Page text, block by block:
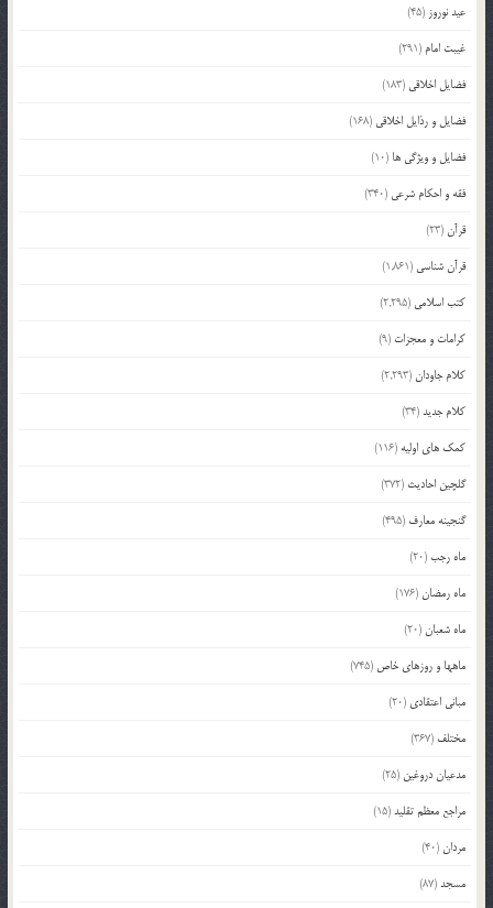
عید نوروز (45)
غیبت امام (291)
فضایل اخلاقی (183)
فضایل و رذایل اخلاقی (168)
فضایل و ویژگی ها (10)
فقه و احکام شرعی (340)
قرآن(23)
قرآن شناسی (1,861)
کتب اسلامی (2,295)
کرامات و معجزات (9)
کلام جاودان(2,293)
کلام جدید(34)
کمک های اولیه (116)
گلچین احادیث (372)
گنجینه معارف (495)
ماه رجب(20)
ماه رمضان(176)
ماه شعبان(20)
ماهها و روزهای خاص (745)
مبانی اعتقادی (20)
مختلف (367)
مدعیان دروغین (25)
مراجع معظم تقلید(15)
مردان(40)
مسجد(87)